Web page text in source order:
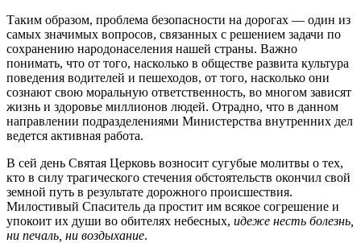
Таким образом, проблема безопасности на дорогах — один из
самых значимых вопросов, связанных с решением задачи по
сохранению народонаселения нашей страны. Важно
понимать, что от того, насколько в обществе развита культура
поведения водителей и пешеходов, от того, насколько они
сознают свою моральную ответственность, во многом зависят
жизнь и здоровье миллионов людей. Отрадно, что в данном
направлении подразделениями Министерства внутренних дел
ведется активная работа.
В сей день Святая Церковь возносит сугубые молитвы о тех,
кто в силу трагического стечения обстоятельств окончил свой
земной путь в результате дорожного происшествия.
Милостивый Спаситель да простит им всякое согрешение и
упокоит их души во обителях небесных, идеже несть болезнь,
ни печаль, ни воздыхание.